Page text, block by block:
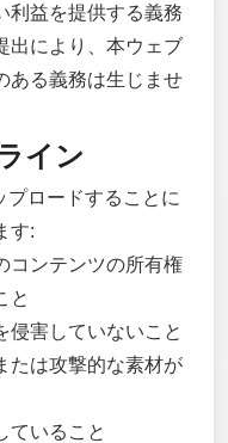
利益を提供する義務
出により、本ウェブ
ある義務は生じませ
イン
プロードすることに
す:
コンテンツの所有権
と
侵害していないこと
たは攻撃的な素材が
ていること